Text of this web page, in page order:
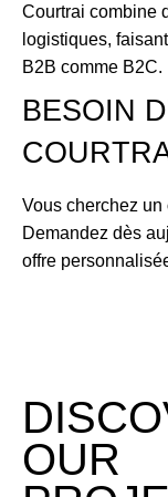
Courtrai combine
logistiques,
B2B comme B2C.
BESOIN
Vous cherchez un
Demandez dès
offre
OUR